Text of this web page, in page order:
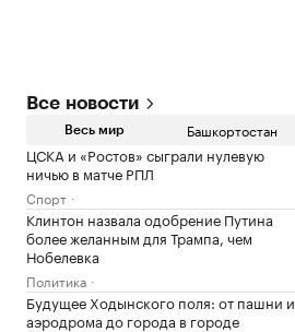
Все новости
Весь мир Башкортостан
ЦСКА и «Ростов» сыграли нулевую
ничью в матче РПЛ
Спорт
Клинтон назвала одобрение Путина
более желанным для Трампа, чем
Нобелевка
Политика
Будущее Ходынского поля: от пашни и
аэродрома до города в городе